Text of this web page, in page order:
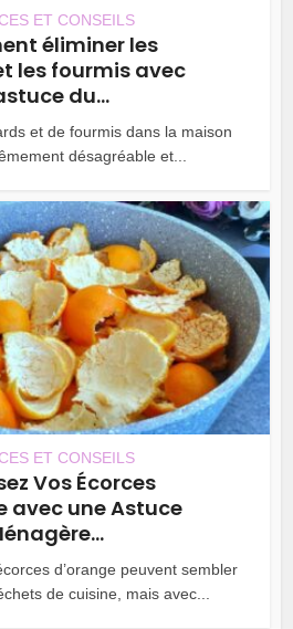
ET CONSEILS
éliminer les
les fourmis avec
du...
et de fourmis dans la maison
désagréable et...
ET CONSEILS
Vos Écorces
avec une Astuce
d’orange peuvent sembler
de cuisine, mais avec...